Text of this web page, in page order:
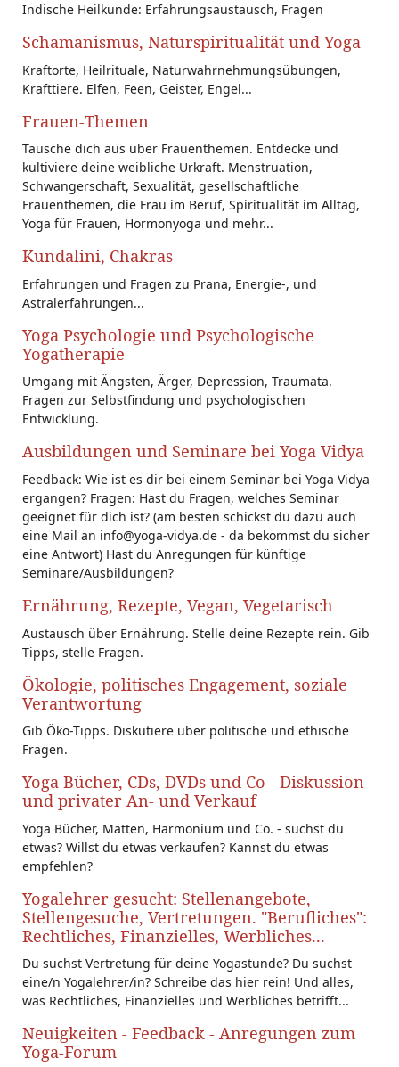
Indische Heilkunde: Erfahrungsaustausch, Fragen
Schamanismus, Naturspiritualität und Yoga
Kraftorte, Heilrituale, Naturwahrnehmungsübungen,
Krafttiere. Elfen, Feen, Geister, Engel...
Frauen-Themen
Tausche dich aus über Frauenthemen. Entdecke und
kultiviere deine weibliche Urkraft. Menstruation,
Schwangerschaft, Sexualität, gesellschaftliche
Frauenthemen, die Frau im Beruf, Spiritualität im Alltag,
Yoga für Frauen, Hormonyoga und mehr...
Kundalini, Chakras
Erfahrungen und Fragen zu Prana, Energie-, und
Astralerfahrungen...
Yoga Psychologie und Psychologische
Yogatherapie
Umgang mit Ängsten, Ärger, Depression, Traumata.
Fragen zur Selbstfindung und psychologischen
Entwicklung.
Ausbildungen und Seminare bei Yoga Vidya
Feedback: Wie ist es dir bei einem Seminar bei Yoga Vidya
ergangen? Fragen: Hast du Fragen, welches Seminar
geeignet für dich ist? (am besten schickst du dazu auch
eine Mail an info@yoga-vidya.de - da bekommst du sicher
eine Antwort) Hast du Anregungen für künftige
Seminare/Ausbildungen?
Ernährung, Rezepte, Vegan, Vegetarisch
Austausch über Ernährung. Stelle deine Rezepte rein. Gib
Tipps, stelle Fragen.
Ökologie, politisches Engagement, soziale
Verantwortung
Gib Öko-Tipps. Diskutiere über politische und ethische
Fragen.
Yoga Bücher, CDs, DVDs und Co - Diskussion
und privater An- und Verkauf
Yoga Bücher, Matten, Harmonium und Co. - suchst du
etwas? Willst du etwas verkaufen? Kannst du etwas
empfehlen?
Yogalehrer gesucht: Stellenangebote,
Stellengesuche, Vertretungen. "Berufliches":
Rechtliches, Finanzielles, Werbliches...
Du suchst Vertretung für deine Yogastunde? Du suchst
eine/n Yogalehrer/in? Schreibe das hier rein! Und alles,
was Rechtliches, Finanzielles und Werbliches betrifft...
Neuigkeiten - Feedback - Anregungen zum
Yoga-Forum